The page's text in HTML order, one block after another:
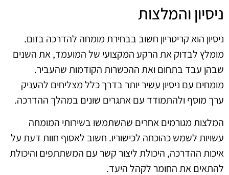
ניסיון והמלצות
ניסיון הוא קריטריון חשוב בבחירת מומחה להדרכה בזום.
מומלץ לבדוק את הרקע המקצועי של המועמד, את השנים
שבהן עבד בתחום ואת ההכשרות הקודמות שהעביר.
מומחים עם ניסיון עשיר יותר בדרך כלל מצליחים להעניק
ערך מוסף ולהתמודד עם אתגרים שונים במהלך ההדרכה.
המלצות מגורמים אחרים שהשתמשו בשירותי המומחה
עשויות לשמש כהוכחה לכישוריו. חשוב לאסוף חוות דעת על
איכות ההדרכה, היכולת ליצור קשר עם המשתתפים והיכולת
להתאים את החומר לקהל היעד.